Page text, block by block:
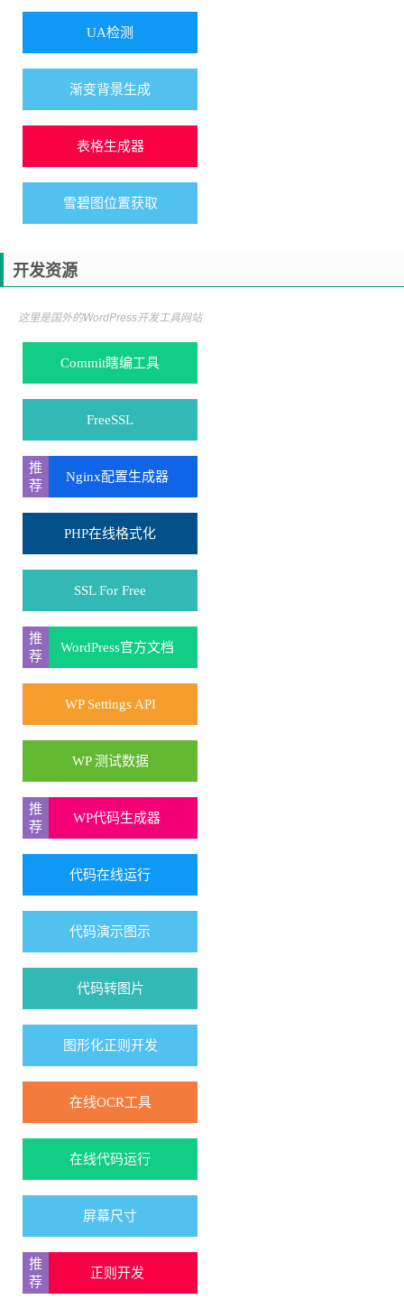
UA检测
渐变背景生成
表格生成器
雪碧图位置获取
开发资源
这里是国外的WordPress开发工具网站
Commit瞎编工具
FreeSSL
Nginx配置生成器
PHP在线格式化
SSL For Free
WordPress官方文档
WP Settings API
WP 测试数据
WP代码生成器
代码在线运行
代码演示图示
代码转图片
图形化正则开发
在线OCR工具
在线代码运行
屏幕尺寸
正则开发